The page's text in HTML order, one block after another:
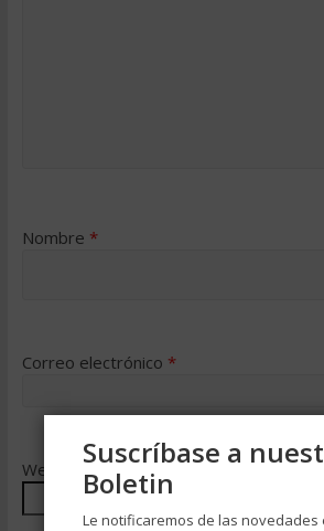
Nombre *
Correo electrónico *
Web
Suscríbase a
Boletin
Le notificaremos de las novedades